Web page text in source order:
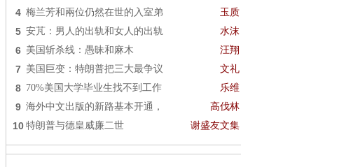
4 梅兰芳和兩位仍然在世的入室弟 玉质
5 安芃：男人的出轨和女人的出轨 水沫
6 美国斩杀线：愚昧和麻木 汪翔
7 美国巨变：特朗普把三大最争议 文礼
8 70%美国大学毕业生找不到工作 乐维
9 海外中文出版的新路基本开通， 高伐林
10 特朗普与德皇威廉二世 谢盛友文集